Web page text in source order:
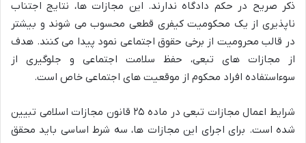
ذکر صریح در حکم دادگاه ندارند. این مجازات ها، نتایج اجتناب
ناپذیری از یک محکومیت کیفری قطعی محسوب می شوند و بیشتر
در قالب محرومیت از برخی حقوق اجتماعی نمود پیدا می کنند. هدف
از مجازات های تبعی، حفظ سلامت اجتماعی و جلوگیری از
سوءاستفاده افراد محکوم از موقعیت های اجتماعی خاص است.
شرایط اعمال مجازات تبعی در ماده ۲۵ قانون مجازات اسلامی تبیین
شده است. برای اجرای این مجازات ها، سه شرط اساسی باید محقق